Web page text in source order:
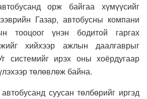
орж байгаа хүмүүсийг
Газар, автобусны компани
тооцоог үнэн бодитой гаргах
хийхээр ажлын даалгаврыг
системийг ирэх оны хоёрдугаар
төлөвлөж байна.
суусан төлбөрийг иргэд